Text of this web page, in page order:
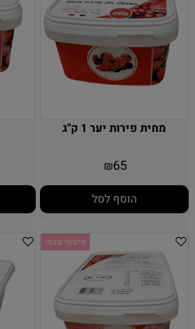
מחית פירות יער 1 ק"ג
₪65
הוסף לסל
איסוף עצמי